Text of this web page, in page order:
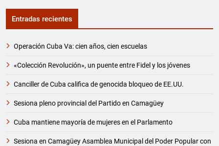
Entradas recientes
Operación Cuba Va: cien años, cien escuelas
«Colección Revolución», un puente entre Fidel y los jóvenes
Canciller de Cuba califica de genocida bloqueo de EE.UU.
Sesiona pleno provincial del Partido en Camagüey
Cuba mantiene mayoría de mujeres en el Parlamento
Sesiona en Camagüey Asamblea Municipal del Poder Popular con